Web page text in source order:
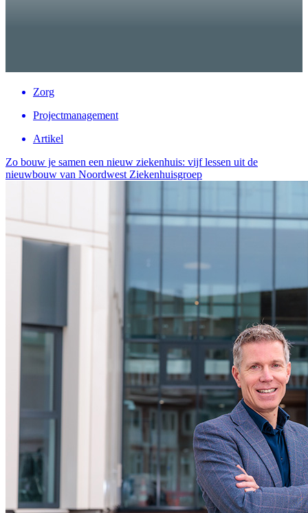
Zorg
Projectmanagement
Artikel
Zo bouw je samen een nieuw ziekenhuis: vijf lessen uit de
nieuwbouw van Noordwest Ziekenhuisgroep